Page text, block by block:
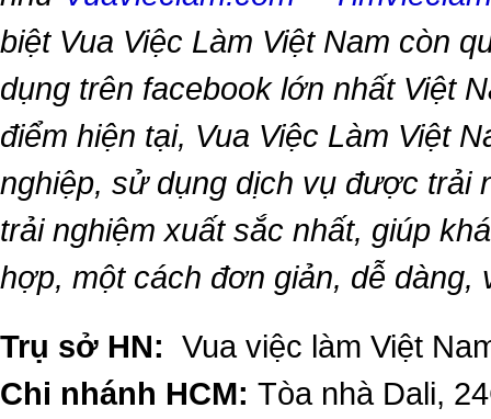
biệt Vua Việc Làm Việt Nam còn
dụng trên facebook lớn nhất Việt
điểm hiện tại, Vua Việc Làm Việt
nghiệp, sử dụng dịch vụ được trải
trải nghiệm xuất sắc nhất, giúp
hợp, một cách đơn giản, dễ dàng,
Trụ sở HN: Vua việc làm Việt
Chi nhánh HCM: Tòa nhà Dali,